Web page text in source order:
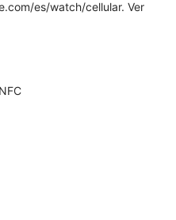
es/watch/cellular. Ver